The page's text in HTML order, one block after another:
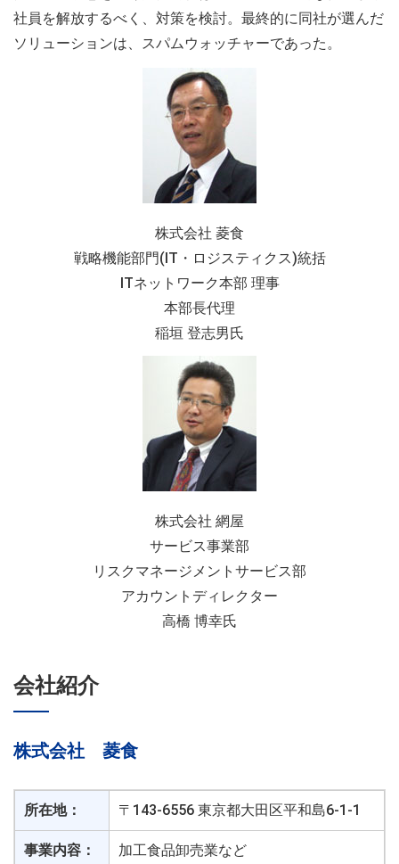
社員を解放するべく、対策を検討。最終的に同社が選んだ
ソリューションは、スパムウォッチャーであった。
株式会社 菱食
戦略機能部門(IT・ロジスティクス)統括
ITネットワーク本部 理事
本部長代理
稲垣 登志男氏
株式会社 網屋
サービス事業部
リスクマネージメントサービス部
アカウントディレクター
高橋 博幸氏
会社紹介
株式会社 菱食
所在地： 〒143-6556 東京都大田区平和島6-1-1
事業内容： 加工食品卸売業など